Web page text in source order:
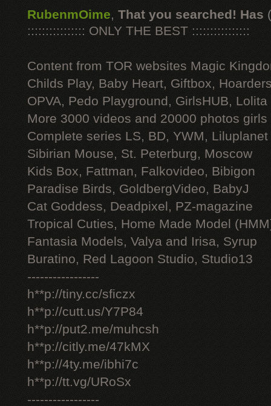
RubenmOime, That you searched! Has
:::::::::::::::: ONLY THE BEST ::::::::::::::::
Content from TOR websites Magic
Childs Play, Baby Heart, Giftbox,
OPVA, Pedo Playground, GirlsHUB, Lolita
More 3000 videos and 20000 photos
Complete series LS, BD, YWM, Liluplanet
Sibirian Mouse, St. Peterburg, Moscow
Kids Box, Fattman, Falkovideo, Bibigon
Paradise Birds, GoldbergVideo, BabyJ
Cat Goddess, Deadpixel, PZ-magazine
Tropical Cuties, Home Made Model
Fantasia Models, Valya and Irisa, Syrup
Buratino, Red Lagoon Studio, Studio13
-----------------
h**p://tiny.cc/sficzx
h**p://cutt.us/Y7P84
h**p://put2.me/muhcsh
h**p://citly.me/47kMX
h**p://4ty.me/ibhi7c
h**p://tt.vg/URoSx
-----------------